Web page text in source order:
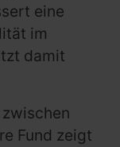
eine
im
damit
Fund zeigt